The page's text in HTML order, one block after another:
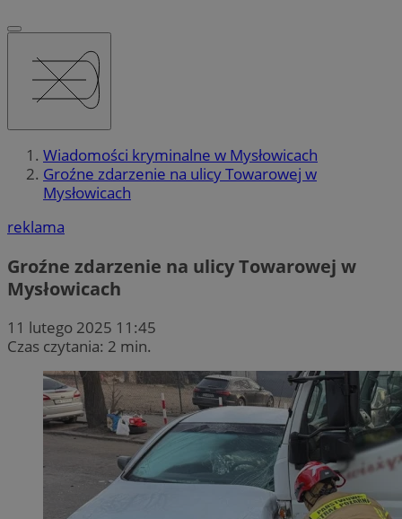
Wiadomości kryminalne w Mysłowicach
Groźne zdarzenie na ulicy Towarowej w
Mysłowicach
reklama
Groźne zdarzenie na ulicy Towarowej w
Mysłowicach
11 lutego 2025 11:45
Czas czytania: 2 min.